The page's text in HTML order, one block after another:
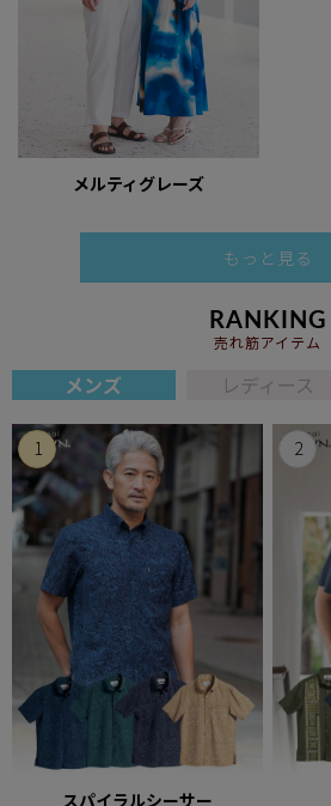
メルティグレーズ
もっと見る
RANKING
売れ筋アイテム
メンズ レディース
スパイラルシーサー